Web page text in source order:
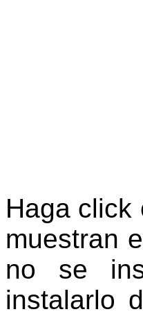
Haga click
muestran
no se
instalarlo